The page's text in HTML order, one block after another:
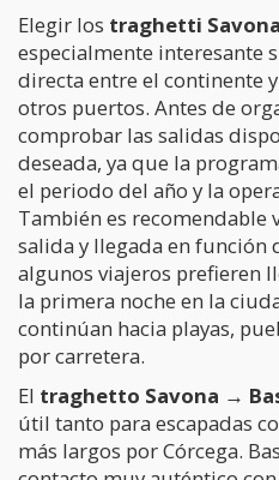
Elegir los traghetti
especialmente interesante
directa entre el continente
otros puertos. Antes de
comprobar las salidas
deseada, ya que la
el periodo del año y la
También es recomendable
salida y llegada en función
algunos viajeros prefieren
la primera noche en la
continúan hacia playas,
por carretera.
El traghetto Savona →
útil tanto para escapadas
más largos por Córcega.